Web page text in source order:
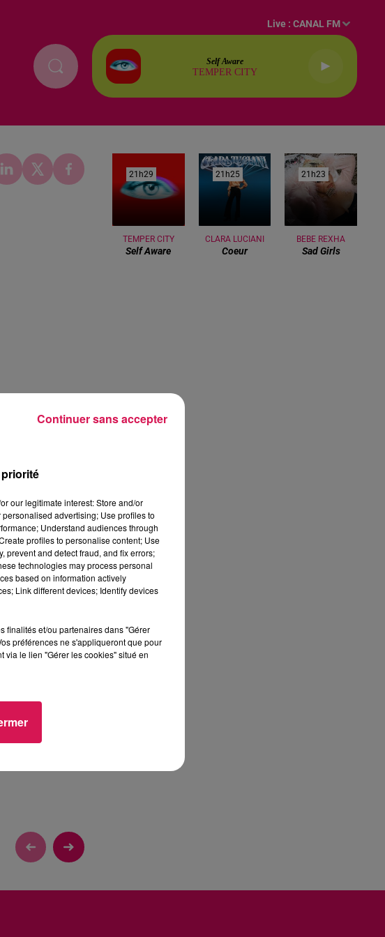
Live :CANAL FM
Self Aware
TEMPER CITY
21h29
21h29
TEMPER CITY
Self Aware
21h25
21h25
CLARA LUCIANI
Coeur
21h23
21h23
BEBE REXHA
Sad Girls
our legitimate interest: Store and/or
advertising; Use profiles to
Understand audiences through
profiles to personalise content; Use
prevent and detect fraud, and fix errors;
technologies may process personal
based on information actively
Link different devices; Identify devices
finalités et/ou partenaires dans "Gérer
préférences ne s'appliqueront que pour
via le lien "Gérer les cookies" situé en
Continuer sans accepter